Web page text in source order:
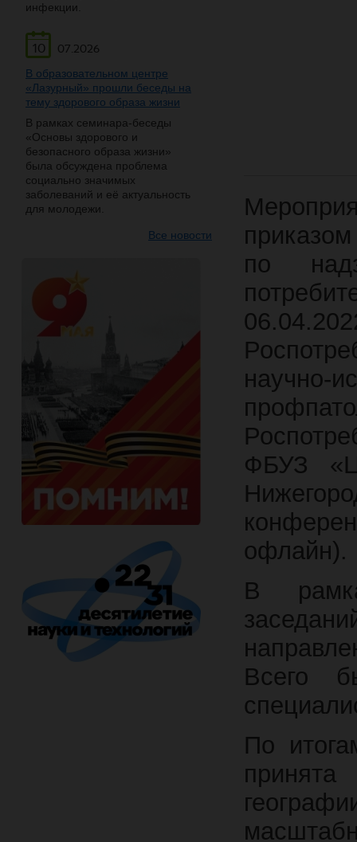
инфекции.
10
07.2026
В образовательном центре
«Лазурный» прошли беседы на
тему здорового образа жизни
В рамках семинара-беседы
«Основы здорового и
безопасного образа жизни»
была обсуждена проблема
социально значимых
заболеваний и её актуальность
для молодежи.
Все новости
по
научно-
ФБУЗ
офлайн).
В
Всего
По